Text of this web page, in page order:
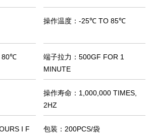
操作温度：-25℃ TO 85℃
80℃ 端子拉力：500GF FOR 1
MINUTE
操作寿命： 1,000,000 TIMES,
2HZ
I F
包装： 200PCS/袋